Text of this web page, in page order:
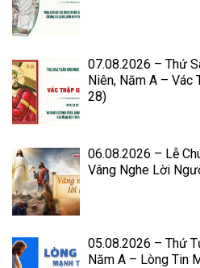
07.08.2026 – Thứ
Niên, Năm A – Vác
28)
06.08.2026 – Lễ
Vâng Nghe Lời
05.08.2026 – Thứ
Năm A – Lòng Tin